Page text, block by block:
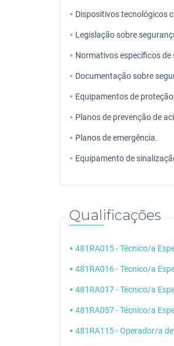
Dispositivos tecnológicos
Legislação sobre
Normativos específicos
Documentação sobre
Equipamentos de
Planos de prevenção de
Planos de emergência.
Equipamento de
Qualificações
481RA015 - Técnico/a
481RA016 - Técnico/a
481RA017 - Técnico/a
481RA057 - Técnico/a
481RA115 - Operador/a